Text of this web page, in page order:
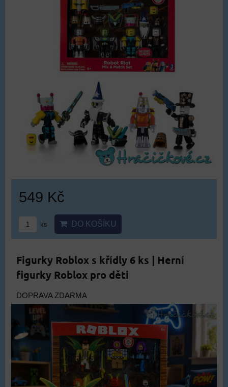
549 Kč
ks DO KOŠÍKU
Figurky Roblox s křídly 6 ks | Herní
figurky Roblox pro děti
DOPRAVA ZDARMA